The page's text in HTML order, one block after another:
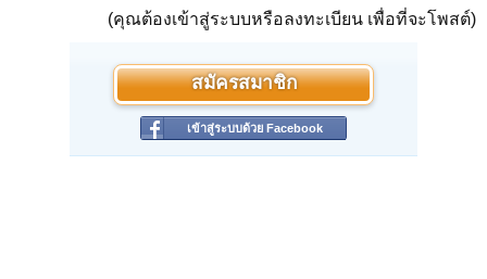
(คุณต้องเข้าสู่ระบบหรือลงทะเบียน เพื่อที่จะโพสต์)
สมัครสมาชิก
เข้าสู่ระบบด้วย Facebook